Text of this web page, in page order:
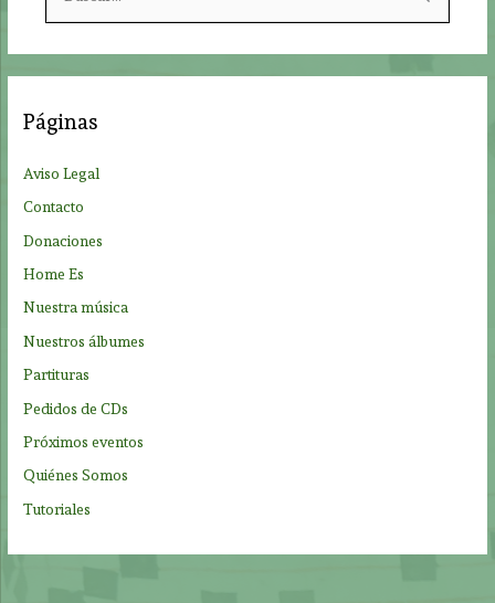
c
r
:
Páginas
Aviso Legal
Contacto
Donaciones
Home Es
Nuestra música
Nuestros álbumes
Partituras
Pedidos de CDs
Próximos eventos
Quiénes Somos
Tutoriales